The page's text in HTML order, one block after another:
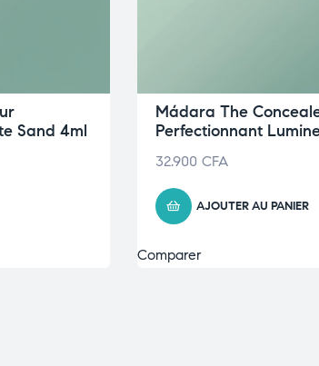
Sand 4ml
Mádara The
Perfectionnant
32.900 CFA
AJOUTER AU PANIER
Comparer